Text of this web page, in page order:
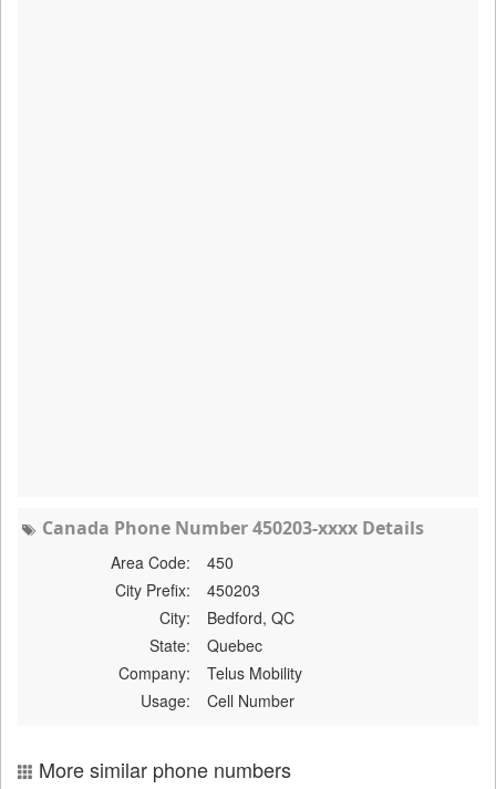
Canada Phone Number 450203-xxxx Details
Area Code:
450
City Prefix:
450203
City:
Bedford, QC
State:
Quebec
Company:
Telus Mobility
Usage:
Cell Number
More similar phone numbers